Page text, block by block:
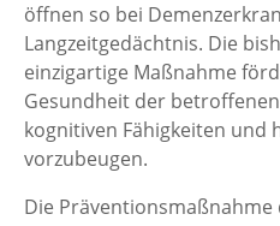
öffnen so bei
Langzeitgedächtnis. Die
einzigartige Maßnahme
Gesundheit der
kognitiven Fähigkeiten und
vorzubeugen.
Die